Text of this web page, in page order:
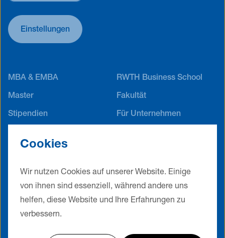
Cookies
Wir nutzen Cookies auf unserer Website. Einige
von ihnen sind essenziell, während andere uns
helfen, diese Website und Ihre Erfahrungen zu
verbessern.
Einstellungen
MBA & EMBA RWTH Business School
Master Fakultät
Stipendien Für Unternehmen
Datenschutz AGB
Cookie Einstellungen